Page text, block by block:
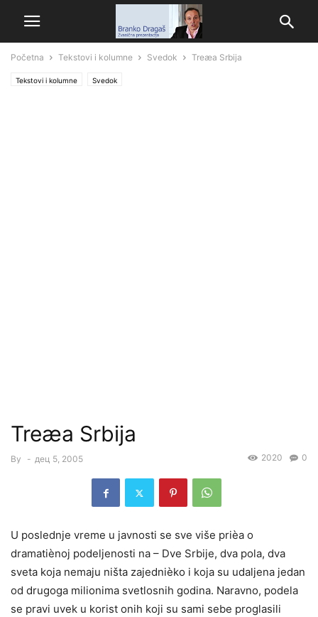
Početna Tekstovi i kolumne Svedok Treæa Srbija
Tekstovi i kolumne Svedok
Treæa Srbija
By - дец 5, 2005 0
2020
U poslednje vreme u javnosti se sve više prièa o
dramatiènoj podeljenosti na – Dve Srbije, dva pola, dva
sveta koja nemaju ništa zajednièko i koja su udaljena jedan
od drugoga milionima svetlosnih godina. Naravno, podela
se pravi uvek u korist onih koji su sami sebe proglasili